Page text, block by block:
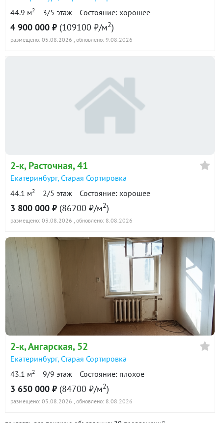
44.9 м2 3/5 этаж Состояние: хорошее
4 900 000 ₽ (109100 ₽/м2)
размещено: 05.08.2026 , обновлено: 9.08.2026
2-к, Расточная, 41
Екатеринбург, Старая Сортировка
44.1 м2 2/5 этаж Состояние: хорошее
3 800 000 ₽ (86200 ₽/м2)
размещено: 03.08.2026 , обновлено: 8.08.2026
2-к, Ангарская, 52
Екатеринбург, Старая Сортировка
43.1 м2 9/9 этаж Состояние: плохое
3 650 000 ₽ (84700 ₽/м2)
размещено: 03.08.2026 , обновлено: 8.08.2026